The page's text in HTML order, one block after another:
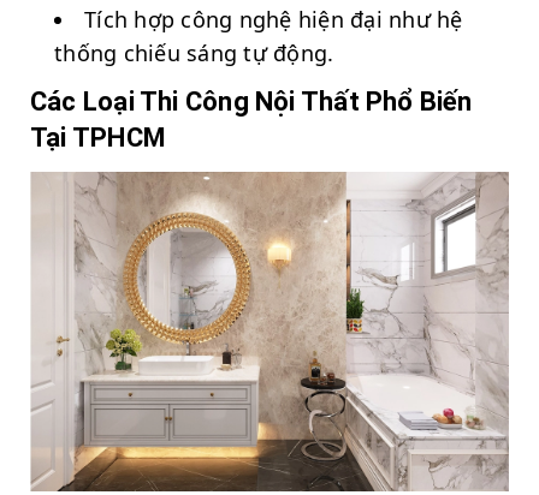
Tích hợp công nghệ hiện đại như hệ
thống chiếu sáng tự động.
Các Loại Thi Công Nội Thất Phổ Biến
Tại TPHCM